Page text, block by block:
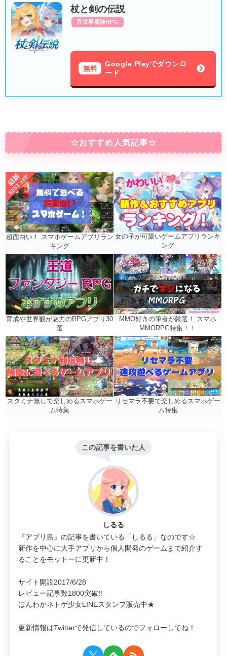
杖と剣の伝説
異世界冒険RPG
無料
Google Playでダウンロ
ード
☆おすすめ人気記事☆
超面白い！ スマホゲームアプリラン
キング
女の子が可愛いゲームアプリランキ
ング
育成や世界観が魅力のRPGアプリ30
選
MMO好きの筆者が厳選！ スマホ
MMORPG特集！！
スタミナ無しで楽しめるスマホゲー
ム特集
リセマラ不要で楽しめるスマホゲー
ム特集
この記事を書いた人
しるる
『アプリ島』の記事を書いている「しるる」なのです☆
新作を中心に大手アプリから個人開発のゲームまで紹介す
ることをモットーに更新中！
サイト開設2017/6/28
レビュー記事数1800突破!!
ほんわかネトゲ少女LINEスタンプ販売中★
更新情報はTwitterで発信しているのでフォローしてね！